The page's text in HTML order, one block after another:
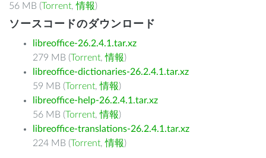
56 MB (Torrent,情報)
ソースコードのダウンロード
libreoffice-26.2.4.1.tar.xz
279 MB (Torrent,情報)
libreoffice-dictionaries-26.2.4.1.tar.xz
59 MB (Torrent,情報)
libreoffice-help-26.2.4.1.tar.xz
56 MB (Torrent,情報)
libreoffice-translations-26.2.4.1.tar.xz
224 MB (Torrent,情報)